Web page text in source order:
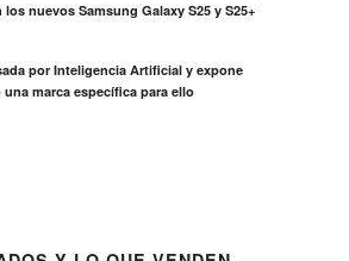
nuevos Samsung Galaxy S25 y S25+
por Inteligencia Artificial y expone
marca específica para ello